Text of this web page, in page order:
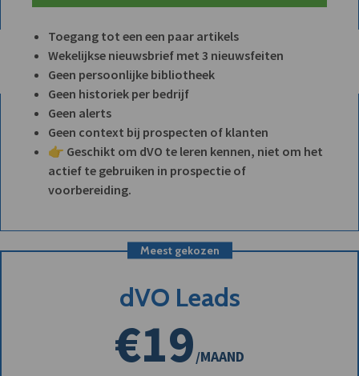
Toegang tot een een paar artikels
Wekelijkse nieuwsbrief met 3 nieuwsfeiten
Geen persoonlijke bibliotheek
Geen historiek per bedrijf
Geen alerts
Geen context bij prospecten of klanten
👉 Geschikt om dVO te leren kennen, niet om het
actief te gebruiken in prospectie of
voorbereiding.
Meest gekozen
dVO Leads
€19/MAAND